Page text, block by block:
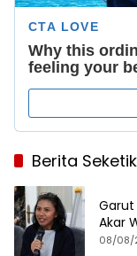
Berita
Garut
Akar
08/08/